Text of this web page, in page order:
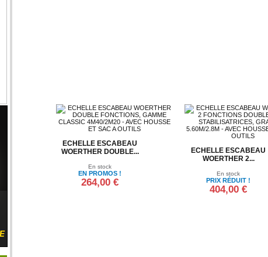
ECHELLE ESCABEAU
WOERTHER DOUBLE...
En stock
EN PROMOS !
264,00 €
ECHELLE ESCABEAU
WOERTHER 2...
En stock
PRIX RÉDUIT !
404,00 €